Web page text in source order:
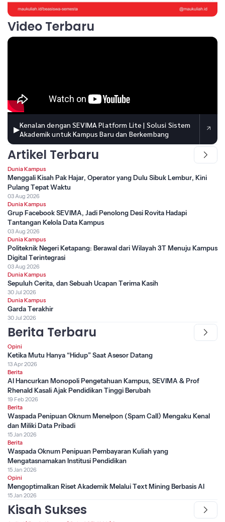
Video Terbaru
▶Kenalan dengan SEVIMA Platform Lite | Solusi Sistem
Akademik untuk Kampus Baru dan Berkembang
Artikel Terbaru
Dunia Kampus
Menggali Kisah Pak Hajar, Operator yang Dulu Sibuk Lembur, Kini
Pulang Tepat Waktu
03 Aug 2026
Dunia Kampus
Grup Facebook SEVIMA, Jadi Penolong Desi Rovita Hadapi
Tantangan Kelola Data Kampus
03 Aug 2026
Dunia Kampus
Politeknik Negeri Ketapang: Berawal dari Wilayah 3T Menuju Kampus
Digital Terintegrasi
03 Aug 2026
Dunia Kampus
Sepuluh Cerita, dan Sebuah Ucapan Terima Kasih
30 Jul 2026
Dunia Kampus
Garda Terakhir
30 Jul 2026
Berita Terbaru
Opini
Ketika Mutu Hanya “Hidup” Saat Asesor Datang
13 Apr 2026
Berita
AI Hancurkan Monopoli Pengetahuan Kampus, SEVIMA & Prof
Rhenald Kasali Ajak Pendidikan Tinggi Berubah
19 Feb 2026
Berita
Waspada Penipuan Oknum Menelpon (Spam Call) Mengaku Kenal
dan Miliki Data Pribadi
15 Jan 2026
Berita
Waspada Oknum Penipuan Pembayaran Kuliah yang
Mengatasnamakan Institusi Pendidikan
15 Jan 2026
Opini
Mengoptimalkan Riset Akademik Melalui Text Mining Berbasis AI
15 Jan 2026
Kisah Sukses